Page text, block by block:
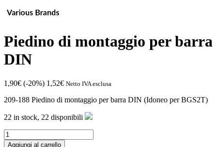
Piedino di montaggio per barra
DIN
1,90€ (-20%) 1,52€ Netto IVA esclusa
209-188 Piedino di montaggio per barra DIN (Idoneo per BGS2T)
22 in stock, 22 disponibili
Piedino
diAggiungi al carrello